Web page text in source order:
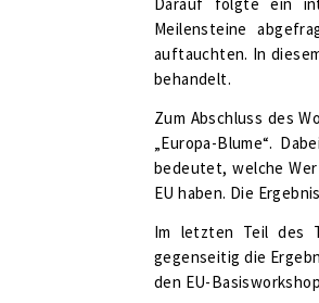
Meilensteine
auftauchten. In
behandelt.
Zum Abschluss des
„Europa-Blume“.
bedeutet, welche
EU haben. Die
Im letzten Teil des
gegenseitig die
den EU-